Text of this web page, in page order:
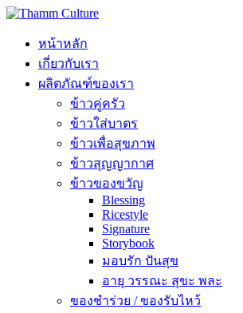
หน้าหลัก
เกี่ยวกับเรา
ผลิตภัณฑ์ของเรา
ข้าวคู่ครัว
ข้าวใส่บาตร
ข้าวเพื่อสุขภาพ
ข้าวสุญญากาศ
ข้าวของขวัญ
Blessing
Ricestyle
Signature
Storybook
มอบรัก ปันสุข
อายุ วรรณะ สุขะ พละ
ของชำร่วย / ของรับไหว้